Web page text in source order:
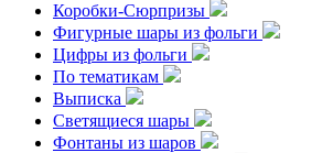
Коробки-Сюрпризы
Фигурные шары из фольги
Цифры из фольги
По тематикам
Выписка
Светящиеся шары
Фонтаны из шаров